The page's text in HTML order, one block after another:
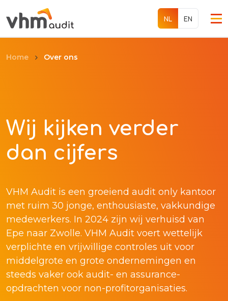
NL EN
Werken bij
Internationaal
Contact
Home Over ons
Wij kijken verder
dan cijfers
VHM Audit is een groeiend audit only kantoor
met ruim 30 jonge, enthousiaste, vakkundige
medewerkers. In 2024 zijn wij verhuisd van
Epe naar Zwolle. VHM Audit voert wettelijk
verplichte en vrijwillige controles uit voor
middelgrote en grote ondernemingen en
steeds vaker ook audit- en assurance-
opdrachten voor non-profitorganisaties.